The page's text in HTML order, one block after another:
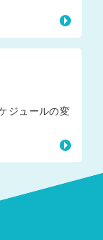
ジュールの変